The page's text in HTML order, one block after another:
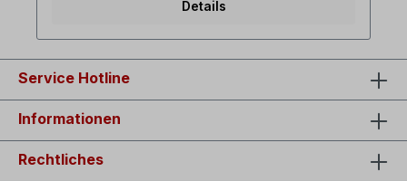
Details
Service Hotline
Informationen
Rechtliches